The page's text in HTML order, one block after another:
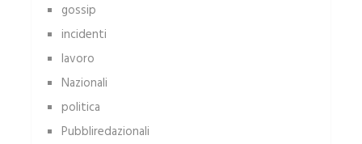
gossip
incidenti
lavoro
Nazionali
politica
Pubbliredazionali